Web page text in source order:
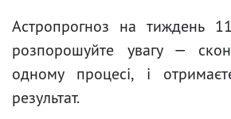
Астропрогноз на тиждень
розпорошуйте увагу —
одному процесі, і
результат.